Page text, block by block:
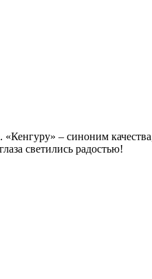
– синоним
светились радостью!